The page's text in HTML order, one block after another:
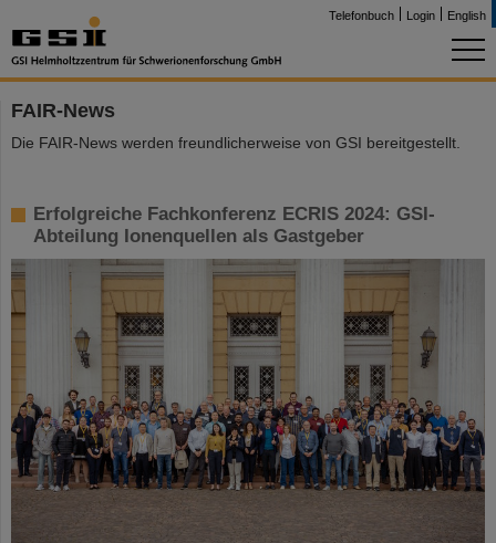
Telefonbuch Login English
FAIR-News
Die FAIR-News werden freundlicherweise von GSI bereitgestellt.
Erfolgreiche Fachkonferenz ECRIS 2024: GSI-
Abteilung Ionenquellen als Gastgeber